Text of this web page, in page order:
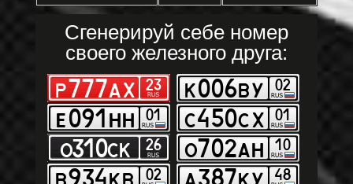
Сгенерируй себе номер
своего железного друга: